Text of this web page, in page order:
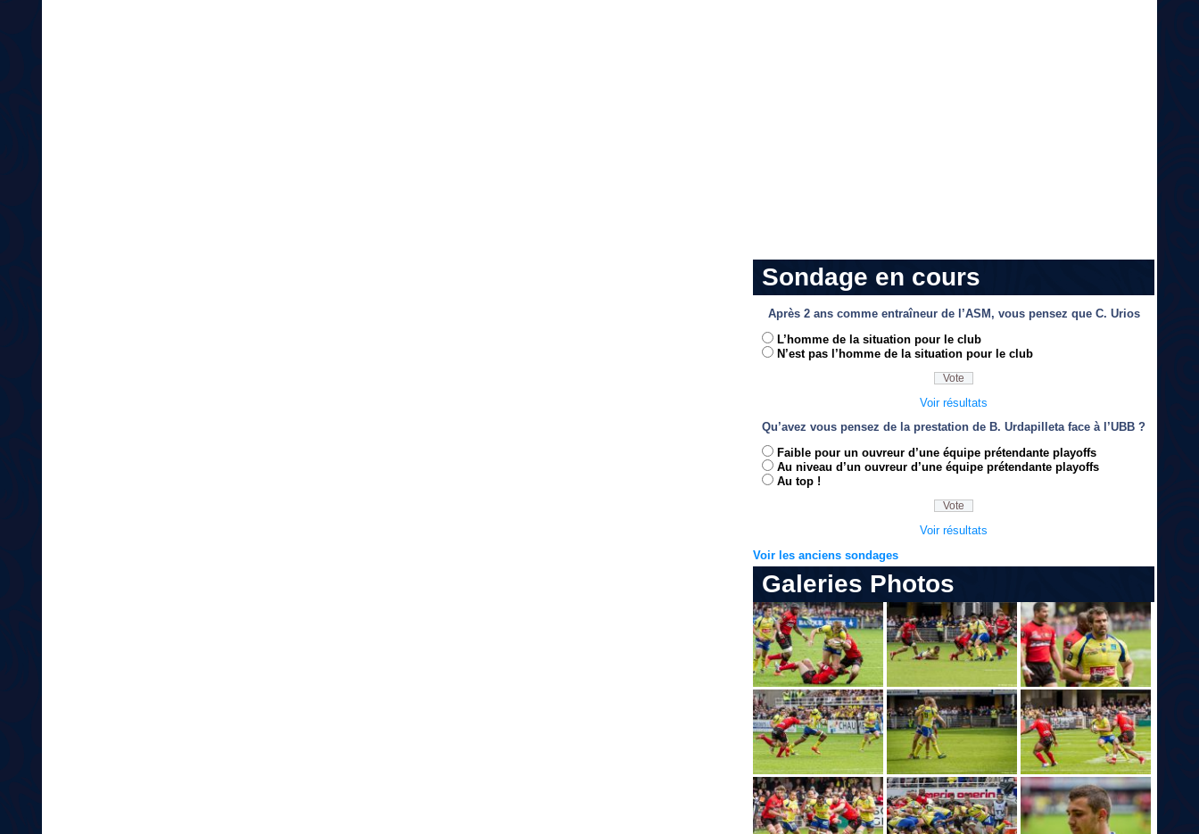
Sondage en cours
Après 2 ans comme entraîneur de l’ASM, vous pensez que C. Urios
L’homme de la situation pour le club
N’est pas l’homme de la situation pour le club
Voir résultats
Qu’avez vous pensez de la prestation de B. Urdapilleta face à l’UBB ?
Faible pour un ouvreur d’une équipe prétendante playoffs
Au niveau d’un ouvreur d’une équipe prétendante playoffs
Au top !
Voir résultats
Voir les anciens sondages
Galeries Photos